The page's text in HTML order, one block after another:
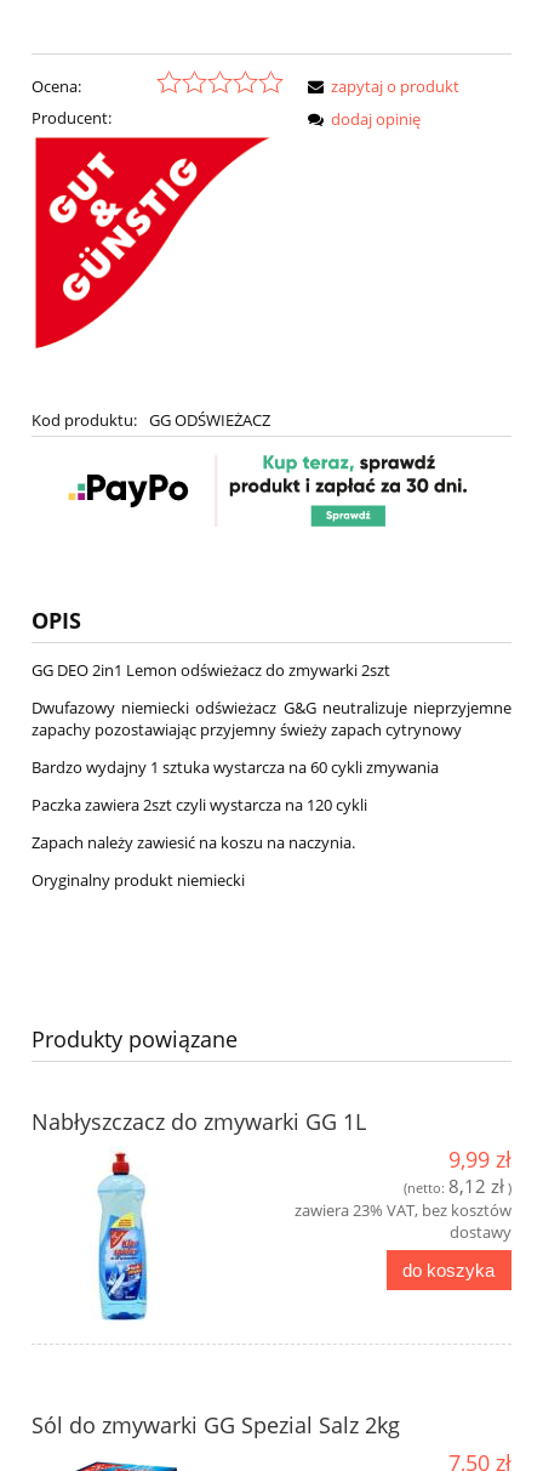
Ocena:
Producent:
Kod produktu: GG ODŚWIEŻACZ
zapytaj o produkt
dodaj opinię
OPIS
GG DEO 2in1 Lemon odświeżacz do zmywarki 2szt
Dwufazowy niemiecki odświeżacz G&G neutralizuje nieprzyjemne
zapachy pozostawiając przyjemny świeży zapach cytrynowy
Bardzo wydajny 1 sztuka wystarcza na 60 cykli zmywania
Paczka zawiera 2szt czyli wystarcza na 120 cykli
Zapach należy zawiesić na koszu na naczynia.
Oryginalny produkt niemiecki
Produkty powiązane
Nabłyszczacz do zmywarki GG 1L
9,99 zł
(netto: 8,12 zł )
zawiera 23% VAT, bez kosztów
dostawy
do koszyka
Sól do zmywarki GG Spezial Salz 2kg
7,50 zł